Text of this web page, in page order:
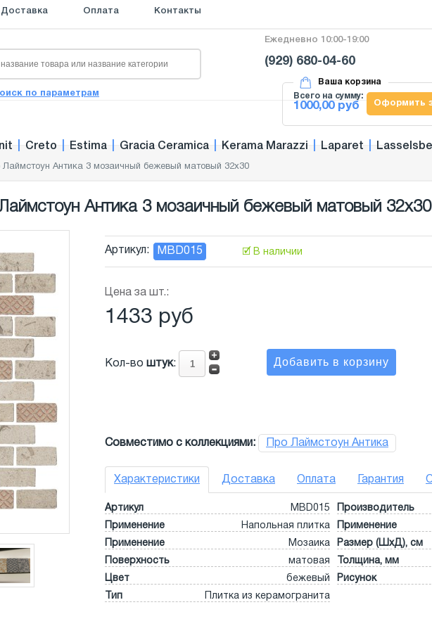
Доставка Оплата Контакты
по параметрам
Ежедневно 10:00-19:00
(929) 680-04-60
Ваша корзина
Оформить
Всего на сумму:
1000,00 руб
Creto Estima Gracia Ceramica Kerama Marazzi Laparet
Антика 3 мозаичный бежевый матовый 32x30
Антика 3 мозаичный бежевый матовый
Артикул: MBD015 🗹 В наличии
Цена за шт.:
1433 руб
Кол-во штук:
Совместимо с коллекциями: Про Лаймстоун Антика
Характеристики Доставка Оплата Гарантия
Артикул MBD015 Производитель
Применение
Напольная плитка Применение
Применение
Мозаика Размер (ШхД), см
Поверхность
матовая Толщина, мм
Цвет
бежевый Рисунок
Тип
Плитка из керамогранита